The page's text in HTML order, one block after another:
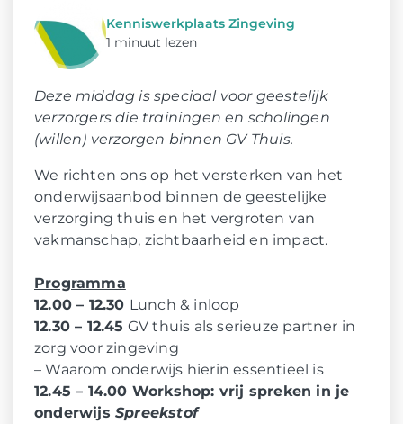
Kenniswerkplaats Zingeving
1 minuut lezen
Deze middag is speciaal voor geestelijk
verzorgers die trainingen en scholingen
(willen) verzorgen binnen GV Thuis.
We richten ons op het versterken van het
onderwijsaanbod binnen de geestelijke
verzorging thuis en het vergroten van
vakmanschap, zichtbaarheid en impact.
Programma
12.00 – 12.30 Lunch & inloop
12.30 – 12.45 GV thuis als serieuze partner in
zorg voor zingeving
– Waarom onderwijs hierin essentieel is
12.45 – 14.00 Workshop: vrij spreken in je
onderwijs Spreekstof